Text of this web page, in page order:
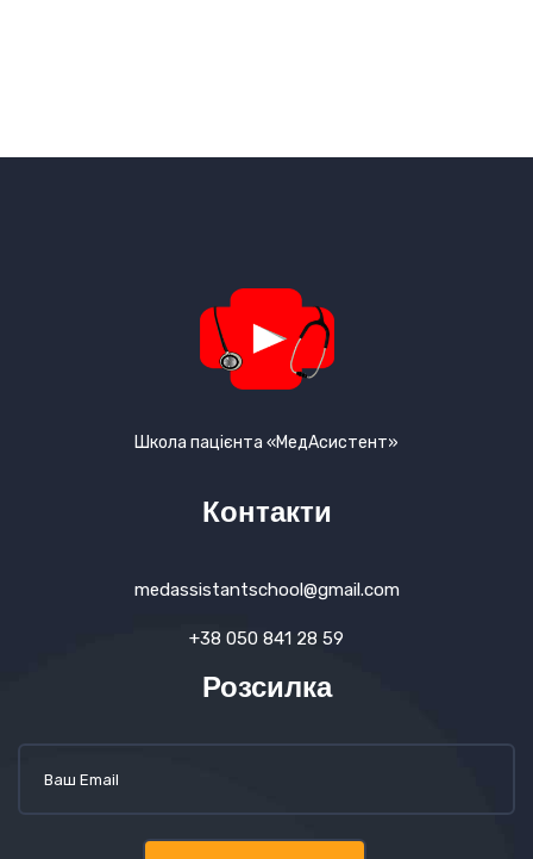
Школа пацієнта «МедАсистент»
Контакти
medassistantschool@gmail.com
+38 050 841 28 59
Розсилка